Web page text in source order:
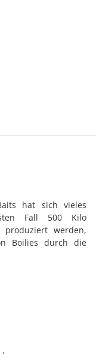
hat sich vieles
Fall 500 Kilo
werden,
Boilies durch die